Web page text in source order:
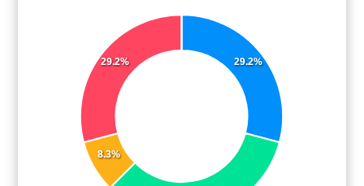
29.2%
8.3%
29.2%